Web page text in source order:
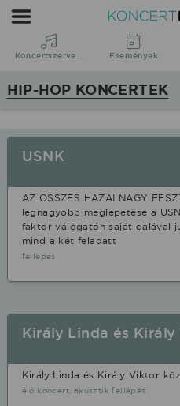
Koncertbooking
Koncertszervezés
Koncertek
fellépések
Hip-
hop
stílusban.
Koncertszervezés Események
HIP-HOP KONCERTEK
USNK
AZ ÖSSZES HAZAI NAGY
legnagyobb meglepetése a
faktor válogatón saját dalával
mind a két feladatt
fellépés
Király Linda és
Király Linda és Király Viktor
élő koncert, akusztik fellépés